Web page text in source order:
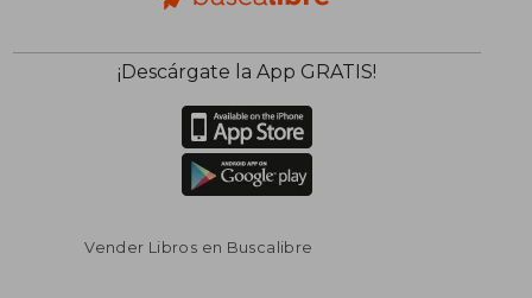
¡Descárgate la App GRATIS!
Vender Libros en Buscalibre